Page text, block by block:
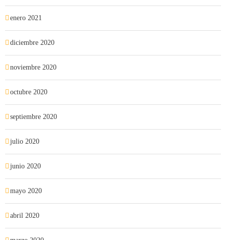
enero 2021
diciembre 2020
noviembre 2020
octubre 2020
septiembre 2020
julio 2020
junio 2020
mayo 2020
abril 2020